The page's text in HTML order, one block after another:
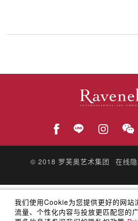
© 2018 罗芙奥艺术集团 在线
我们使用Cookie为您提供更好的网站
流量、个性化内容与投放更匹配您的